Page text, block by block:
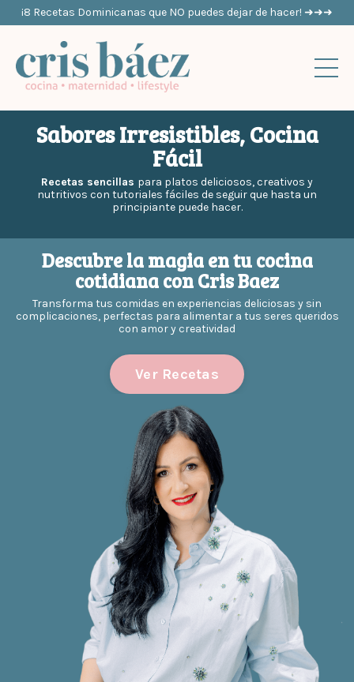
¡8 Recetas Dominicanas que NO puedes dejar de hacer! ➜➜➜
Sabores Irresistibles, Cocina
Fácil
Recetas sencillas para platos deliciosos, creativos y
nutritivos con tutoriales fáciles de seguir que hasta un
principiante puede hacer.
Descubre la magia en tu cocina
cotidiana con Cris Baez
Transforma tus comidas en experiencias deliciosas y sin
complicaciones, perfectas para alimentar a tus seres queridos
con amor y creatividad
Ver Recetas